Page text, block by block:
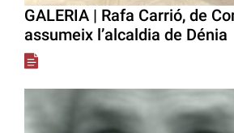
GALERIA | Rafa Carrió, de
assumeix l’alcaldia de Dénia